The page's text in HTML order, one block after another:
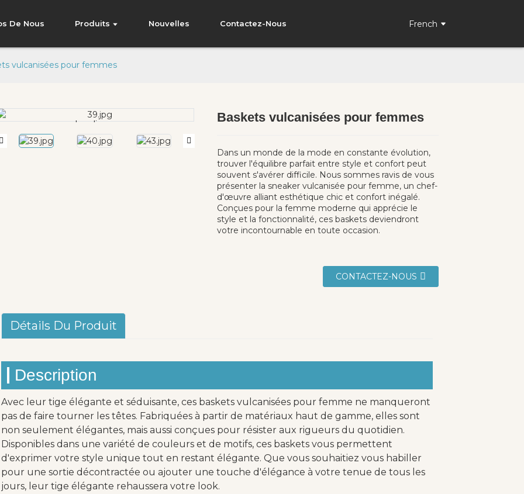
De Nous Produits Nouvelles Contactez-Nous French
vulcanisées pour femmes
Loading...
Loading... Loading...
Loading...
Baskets vulcanisées pour femmes
Dans un monde de la mode en constante évolution,
trouver l'équilibre parfait entre style et confort peut
souvent s'avérer difficile. Nous sommes ravis de vous
présenter la sneaker vulcanisée pour femme, un chef-
d'œuvre alliant esthétique chic et confort inégalé.
Conçues pour la femme moderne qui apprécie le
style et la fonctionnalité, ces baskets deviendront
votre incontournable en toute occasion.
CONTACTEZ-NOUS
Détails Du Produit
Description
Avec leur tige élégante et séduisante, ces baskets vulcanisées pour femme ne manqueront
pas de faire tourner les têtes. Fabriquées à partir de matériaux haut de gamme, elles sont
non seulement élégantes, mais aussi conçues pour résister aux rigueurs du quotidien.
Disponibles dans une variété de couleurs et de motifs, ces baskets vous permettent
d'exprimer votre style unique tout en restant élégante. Que vous souhaitiez vous habiller
pour une sortie décontractée ou ajouter une touche d'élégance à votre tenue de tous les
jours, leur tige élégante rehaussera votre look.